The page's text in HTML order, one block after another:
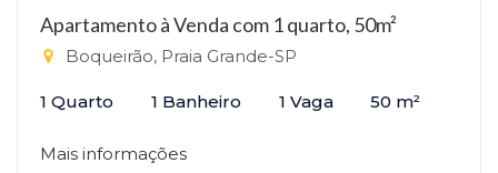
Apartamento à Venda com 1 quarto, 50m²
Boqueirão, Praia Grande-SP
1 Quarto 1 Banheiro 1 Vaga 50 m²
Mais informações